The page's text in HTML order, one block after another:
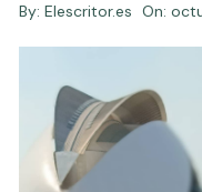
By: Elescritor.es On: